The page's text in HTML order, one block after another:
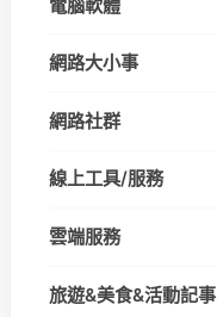
電腦軟體
網路大小事
網路社群
線上工具/服務
雲端服務
旅遊&美食&活動記事